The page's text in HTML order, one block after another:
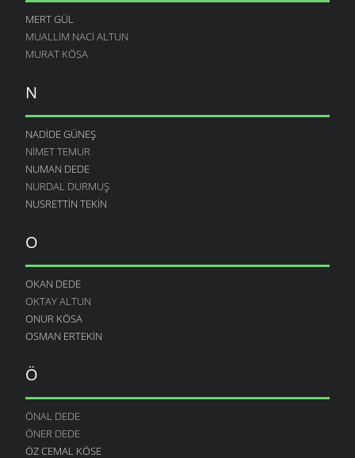
MERT GÜL
MUALLIM NACI ALTUN
MURAT KÖSA
N
NADIDE GÜNEŞ
NIMET TEMUR
NUMAN DEDE
NURDAL DURMUŞ
NUSRETTIN TEKIN
O
OKAN DEDE
OKTAY ALTUN
ONUR KÖSA
OSMAN ERTEKIN
Ö
ÖNAL DEDE
ÖNER DEDE
ÖZ CEMAL KÖSE